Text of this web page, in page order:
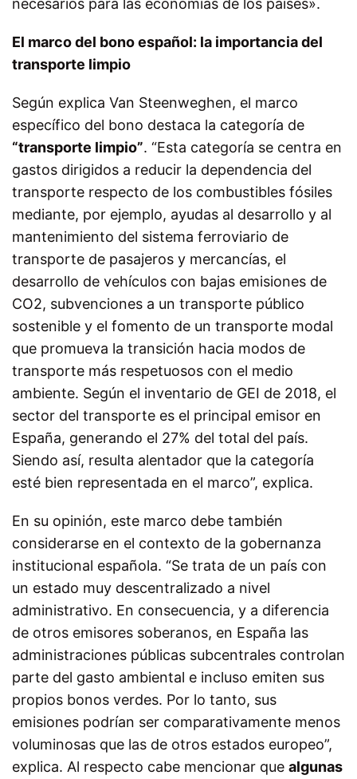
El marco del bono español: la importancia del
transporte limpio
Según explica Van Steenweghen, el marco
específico del bono destaca la categoría de
“transporte limpio”. “Esta categoría se centra en
gastos dirigidos a reducir la dependencia del
transporte respecto de los combustibles fósiles
mediante, por ejemplo, ayudas al desarrollo y al
mantenimiento del sistema ferroviario de
transporte de pasajeros y mercancías, el
desarrollo de vehículos con bajas emisiones de
CO2, subvenciones a un transporte público
sostenible y el fomento de un transporte modal
que promueva la transición hacia modos de
transporte más respetuosos con el medio
ambiente. Según el inventario de GEI de 2018, el
sector del transporte es el principal emisor en
España, generando el 27% del total del país.
Siendo así, resulta alentador que la categoría
esté bien representada en el marco”, explica.
En su opinión, este marco debe también
considerarse en el contexto de la gobernanza
institucional española. “Se trata de un país con
un estado muy descentralizado a nivel
administrativo. En consecuencia, y a diferencia
de otros emisores soberanos, en España las
administraciones públicas subcentrales controlan
parte del gasto ambiental e incluso emiten sus
propios bonos verdes. Por lo tanto, sus
emisiones podrían ser comparativamente menos
voluminosas que las de otros estados europeo”,
explica. Al respecto cabe mencionar que algunas